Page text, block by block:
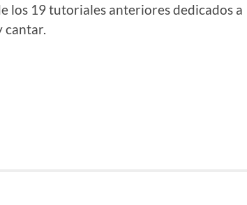
los 19 tutoriales anteriores dedicados a
cantar.